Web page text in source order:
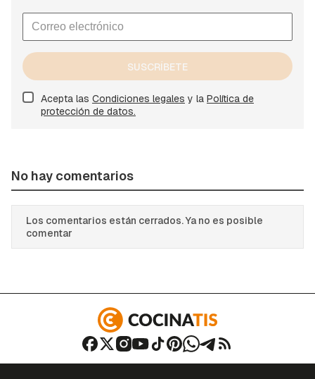
SUSCRÍBETE
Acepta las Condiciones legales y la Política de
protección de datos.
No hay comentarios
Los comentarios están cerrados. Ya no es posible
comentar